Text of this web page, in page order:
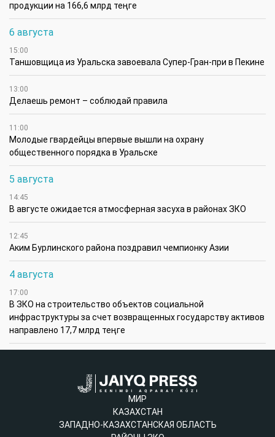
продукции на 166,6 млрд теңге
6 августа
15:00
Таншовщица из Уральска завоевала Супер-Гран-при в Пекине
13:00
Делаешь ремонт – соблюдай правила
11:00
Молодые гвардейцы впервые вышли на охрану
общественного порядка в Уральске
5 августа
14:45
В августе ожидается атмосферная засуха в районах ЗКО
12:45
Аким Бурлинского района поздравил чемпионку Азии
4 августа
17:00
В ЗКО на строительство объектов социальной
инфраструктуры за счет возвращенных государству активов
направлено 17,7 млрд теңге
МИР
КАЗАХСТАН
ЗАПАДНО-КАЗАХСТАНСКАЯ ОБЛАСТЬ